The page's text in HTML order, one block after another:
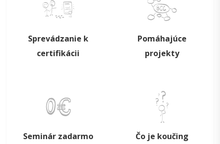
Sprevádzanie k
certifikácii
Pomáhajúce
projekty
Seminár zadarmo Čo je koučing